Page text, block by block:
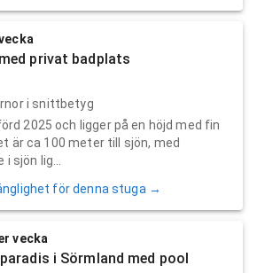
privat badplats
i snittbetyg
2025 och ligger på en höjd med fin
är ca 100 meter till sjön, med
sjön lig...
för denna stuga →
vecka
i Sörmland med pool